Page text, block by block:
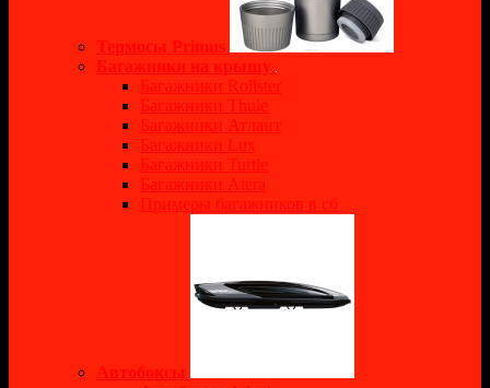
Термосы Primus
Багажники на крышу
Багажники Rollster
Багажники Thule
Багажники Атлант
Багажники Lux
Багажники Turtle
Багажники Atera
Примеры багажников в сб
Автобоксы